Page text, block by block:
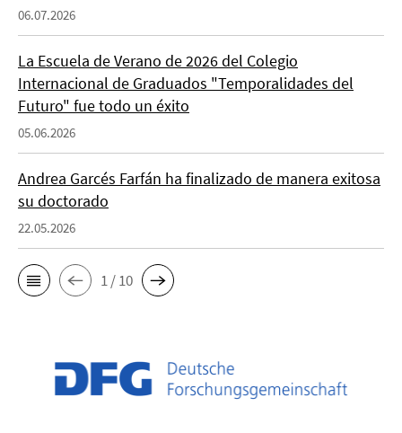
06.07.2026
La Escuela de Verano de 2026 del Colegio
Internacional de Graduados "Temporalidades del
Futuro" fue todo un éxito
05.06.2026
Andrea Garcés Farfán ha finalizado de manera exitosa
su doctorado
22.05.2026
1 / 10